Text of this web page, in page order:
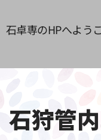
石卓専のHPへよう
石狩管